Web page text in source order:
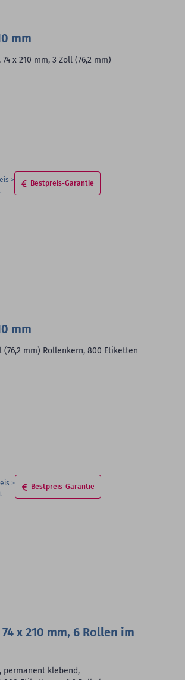
mm
x 210 mm, 3 Zoll (76,2 mm)
Bestpreis-Garantie
mm
mm) Rollenkern, 800 Etiketten
Bestpreis-Garantie
x 210 mm, 6 Rollen im
permanent klebend,